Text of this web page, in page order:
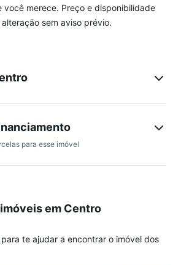
você merece. Preço e disponibilidade
sem aviso prévio.
para esse imóvel
em Centro
te ajudar a encontrar o imóvel dos